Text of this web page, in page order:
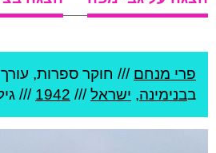
פרי מנחם /// חוקר ספרות,
בבנימינה, ישראל///
1942 /// גיל: